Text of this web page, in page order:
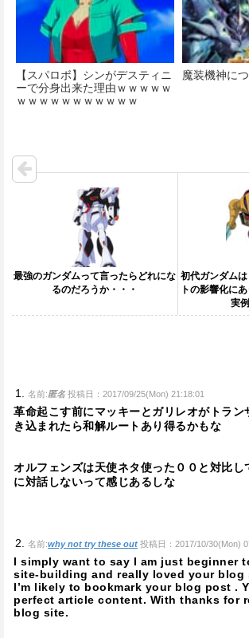
【スパロボ】シンがデスティニ
ーで分身出来た理由ｗｗｗｗｗ
ｗｗｗｗｗｗｗｗｗｗｗ
魔装機神に
最強のガンダムって言ったらどれにな
るのだろうか・・・
初代ガンダム
トの影響化に
実
名前:匿名 投稿日：2017/09/25(Mon) 21:18:01
革命起こす前にマッキーとガリレオがトラン
き込まれたら和解ルートあり得るかもな
オルフェンズは天使ネタ使った００と対比し
に対話しないって感じあるしな
名前:why not try these out 投稿日：2017/10/30(Mon)
I simply want to say I am just beginner
site-building and really loved your blog
I’m likely to bookmark your blog post .
perfect article content. With thanks for
blog site.